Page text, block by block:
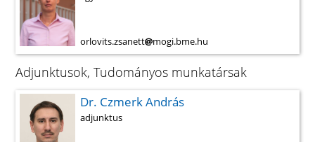
orlovits.zsanett mogi.bme.hu
Adjunktusok, Tudományos munkatársak
Dr. Czmerk András
adjunktus